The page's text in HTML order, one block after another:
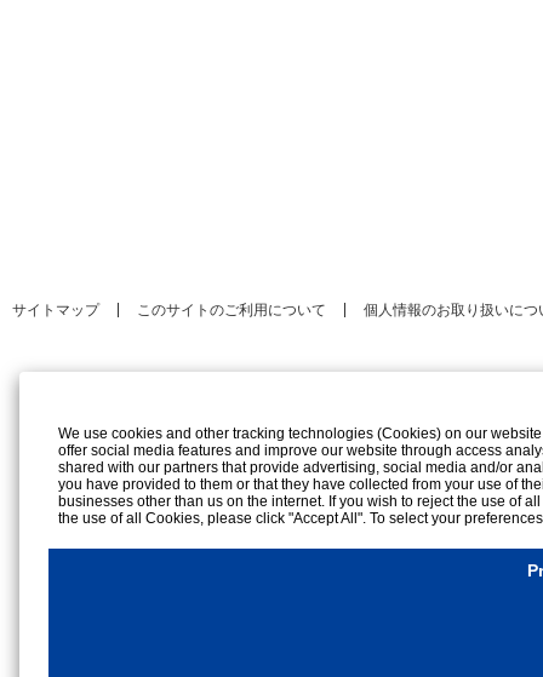
サイトマップ このサイトのご利用について 個人情報のお取り扱いにつ
We use cookies and other tracking technologies (Cookies) on our
offer social media features and improve our website through access
shared with our partners that provide advertising, social media and/or
you have provided to them or that they have collected from your use of
businesses other than us on the internet. If you wish to reject the use of
the use of all Cookies, please click "Accept All". To select your